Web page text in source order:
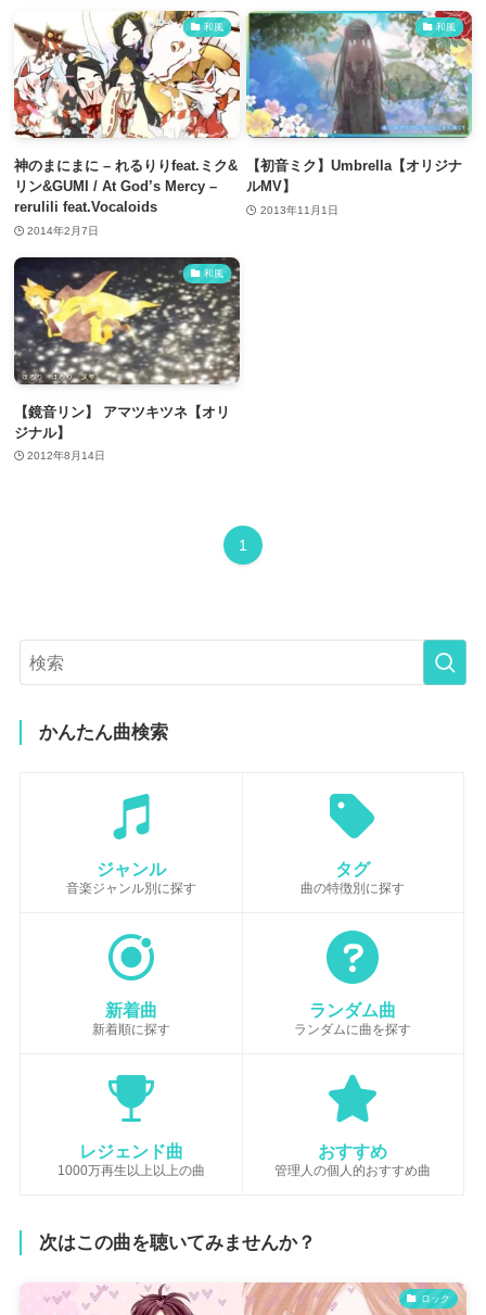
和風
神のまにまに – れるりりfeat.ミク&
リン&GUMI / At God’s Mercy –
rerulili feat.Vocaloids
2014年2月7日
和風
【初音ミク】Umbrella【オリジナ
ルMV】
2013年11月1日
和風
【鏡音リン】 アマツキツネ【オリ
ジナル】
2012年8月14日
1
かんたん曲検索
ジャンル
音楽ジャンル別に探す
タグ
曲の特徴別に探す
新着曲
新着順に探す
ランダム曲
ランダムに曲を探す
レジェンド曲
1000万再生以上以上の曲
おすすめ
管理人の個人的おすすめ曲
次はこの曲を聴いてみませんか？
ロック